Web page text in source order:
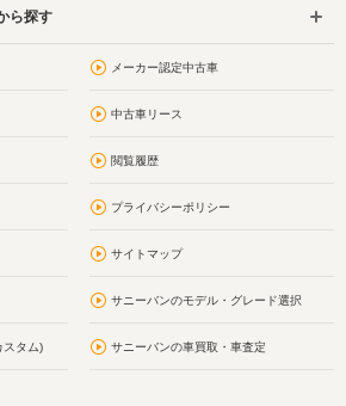
ら探す
メーカー認定中古車
中古車リース
閲覧履歴
プライバシーポリシー
サイトマップ
サニーバンのモデル・グレード選択
スタム) サニーバンの車買取・車査定